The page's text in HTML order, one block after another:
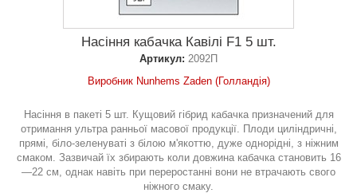
Насіння кабачка Кавілі F1 5 шт.
Артикул: 2092П
Виробник Nunhems Zaden (Голландія)
Насіння в пакеті 5 шт. Кущовий гібрид кабачка призначений для
отримання ультра ранньої масової продукції. Плоди циліндричні,
прямі, біло-зеленуваті з білою м'якоттю, дуже однорідні, з ніжним
смаком. Зазвичай їх збирають коли довжина кабачка становить 16
—22 см, однак навіть при переростанні вони не втрачають свого
ніжного смаку.